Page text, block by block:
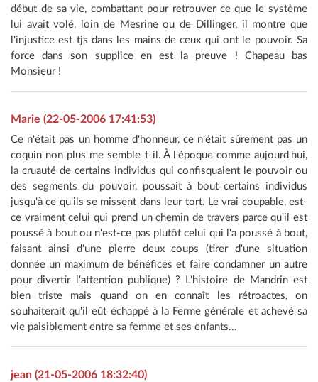
début de sa vie, combattant pour retrouver ce que le système
lui avait volé, loin de Mesrine ou de Dillinger, il montre que
l'injustice est tjs dans les mains de ceux qui ont le pouvoir. Sa
force dans son supplice en est la preuve ! Chapeau bas
Monsieur !
Marie (22-05-2006 17:41:53)
Ce n'était pas un homme d'honneur, ce n'était sûrement pas un
coquin non plus me semble-t-il. À l'époque comme aujourd'hui,
la cruauté de certains individus qui confisquaient le pouvoir ou
des segments du pouvoir, poussait à bout certains individus
jusqu'à ce qu'ils se missent dans leur tort. Le vrai coupable, est-
ce vraiment celui qui prend un chemin de travers parce qu'il est
poussé à bout ou n'est-ce pas plutôt celui qui l'a poussé à bout,
faisant ainsi d'une pierre deux coups (tirer d'une situation
donnée un maximum de bénéfices et faire condamner un autre
pour divertir l'attention publique) ? L'histoire de Mandrin est
bien triste mais quand on en connaît les rétroactes, on
souhaiterait qu'il eût échappé à la Ferme générale et achevé sa
vie paisiblement entre sa femme et ses enfants...
jean (21-05-2006 18:32:40)